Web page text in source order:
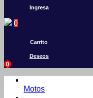
Ingresa
0
Carrito
Deseos
0
Motos